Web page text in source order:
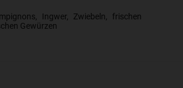
Ingwer, Zwiebeln, frischen
Gewürzen